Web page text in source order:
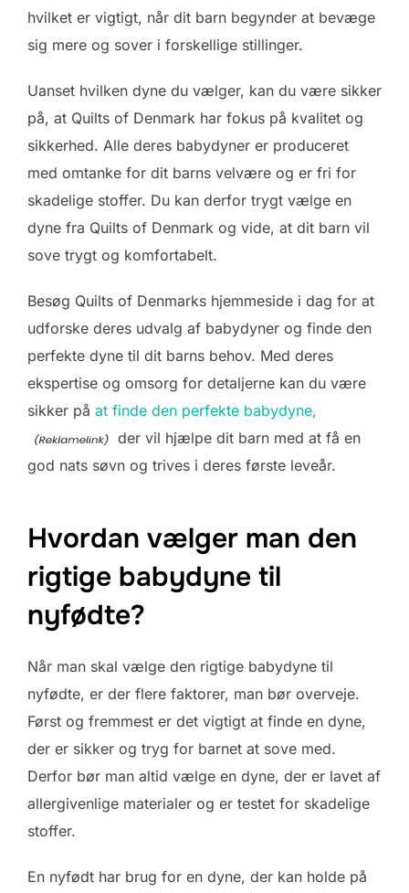
hvilket er vigtigt, når dit barn begynder at bevæge
sig mere og sover i forskellige stillinger.
Uanset hvilken dyne du vælger, kan du være sikker
på, at Quilts of Denmark har fokus på kvalitet og
sikkerhed. Alle deres babydyner er produceret
med omtanke for dit barns velvære og er fri for
skadelige stoffer. Du kan derfor trygt vælge en
dyne fra Quilts of Denmark og vide, at dit barn vil
sove trygt og komfortabelt.
Besøg Quilts of Denmarks hjemmeside i dag for at
udforske deres udvalg af babydyner og finde den
perfekte dyne til dit barns behov. Med deres
ekspertise og omsorg for detaljerne kan du være
sikker på at finde den perfekte babydyne,
der vil hjælpe dit barn med at få en
god nats søvn og trives i deres første leveår.
Hvordan vælger man den
rigtige babydyne til
nyfødte?
Når man skal vælge den rigtige babydyne til
nyfødte, er der flere faktorer, man bør overveje.
Først og fremmest er det vigtigt at finde en dyne,
der er sikker og tryg for barnet at sove med.
Derfor bør man altid vælge en dyne, der er lavet af
allergivenlige materialer og er testet for skadelige
stoffer.
En nyfødt har brug for en dyne, der kan holde på